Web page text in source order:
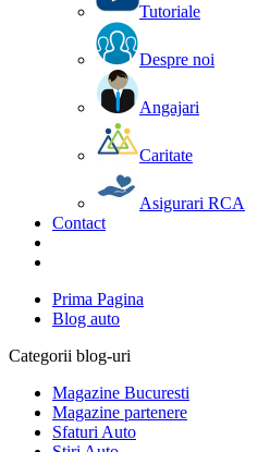
Tutoriale
Despre noi
Angajari
Caritate
Asigurari RCA
Contact
Prima Pagina
Blog auto
Categorii blog-uri
Magazine Bucuresti
Magazine partenere
Sfaturi Auto